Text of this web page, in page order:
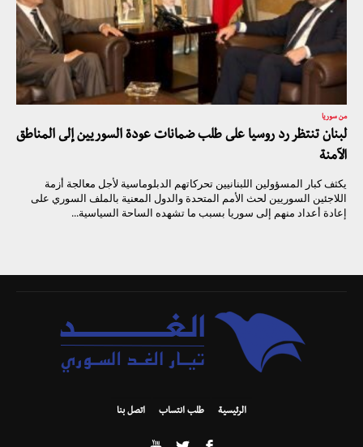
من سوريا
لبنان تنتظر رد روسيا على طلب ضمانات عودة السوريين إلى المناطق
الآمنة
يكثف كبار المسؤولين اللبنانيين تحركاتهم الدبلوماسية لأجل معالجة أزمة
اللاجئين السوريين لحث الأمم المتحدة والدول المعنية بالملف السوري على
إعادة أعداد منهم إلى سوريا بسبب ما تشهده الساحة السياسية...
الرئيسية طلب انتساب اتصل بنا